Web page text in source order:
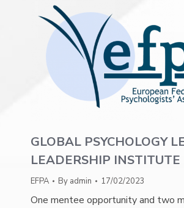
GLOBAL PSYCHOLOGY
LEADERSHIP INSTITUTE
EFPA By admin 17/02/2023
One mentee opportunity and two